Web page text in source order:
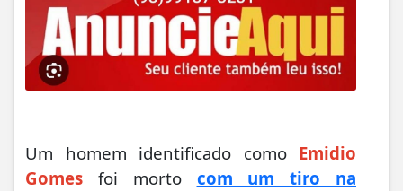
Um homem identificado comoEmidio
Gomes foi morto com um tiro na